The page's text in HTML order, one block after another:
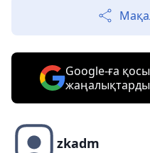
Google-ға
zkadm